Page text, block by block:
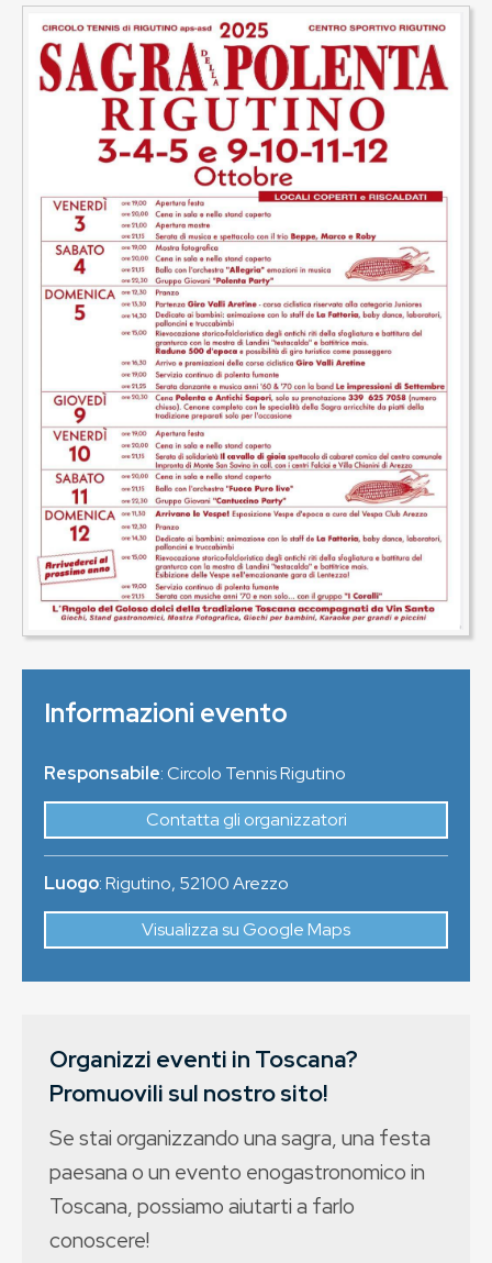
Informazioni evento
Responsabile: Circolo Tennis Rigutino
Contatta gli organizzatori
Luogo:Rigutino, 52100Arezzo
Visualizza su Google Maps
Organizzi eventi in Toscana?
Promuovili sul nostro sito!
Se stai organizzando una sagra, una festa
paesana o un evento enogastronomico in
Toscana, possiamo aiutarti a farlo
conoscere!